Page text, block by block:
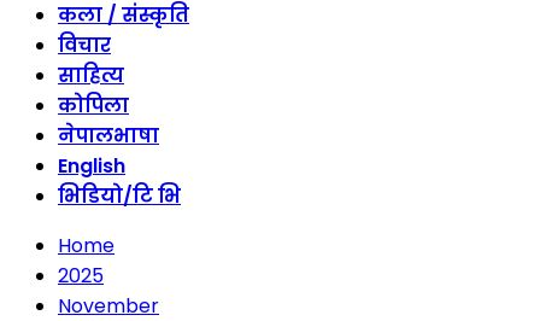
कला / संस्कृति
विचार
साहित्य
कोपिला
नेपालभाषा
English
भिडियो/टि भि
Home
2025
November